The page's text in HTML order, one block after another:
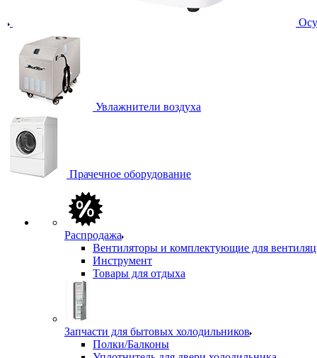
Увлажнители воздуха
Прачечное оборудование
Распродажа
Вентиляторы и комплектующие для
Инструмент
Товары для отдыха
Запчасти для бытовых холодильников
Полки/Балконы